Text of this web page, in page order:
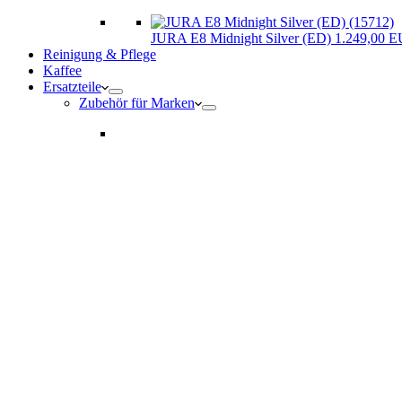
JURA E8 Midnight Silver (ED) 1.249,00
Reinigung & Pflege
Kaffee
Ersatzteile
Zubehör für Marken